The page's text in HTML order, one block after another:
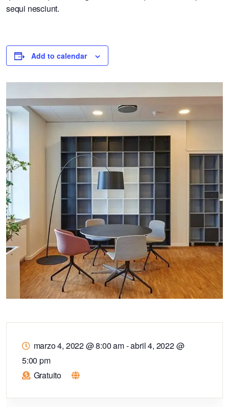
sequi nesciunt.
Add to calendar
marzo 4, 2022 @ 8:00 am-abril 4, 2022 @
5:00 pm
Gratuito